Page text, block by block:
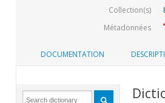
Collection(s)
Métadonnées
DOCUMENTATION